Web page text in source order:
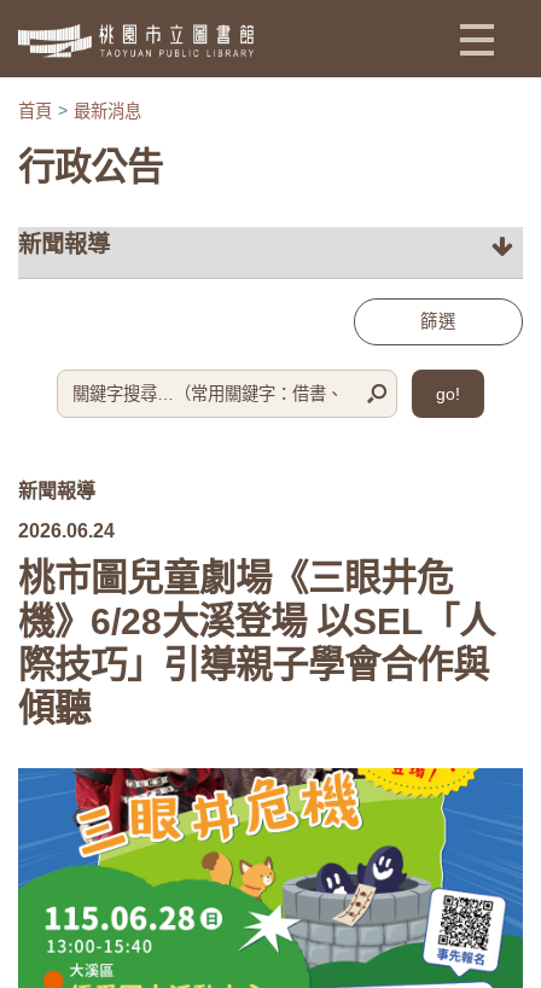
:::
首頁 最新消息
行政公告
篩選
go!
新聞報導
2026.06.24
桃市圖兒童劇場《三眼井危
機》6/28大溪登場 以SEL「人
際技巧」引導親子學會合作與
傾聽